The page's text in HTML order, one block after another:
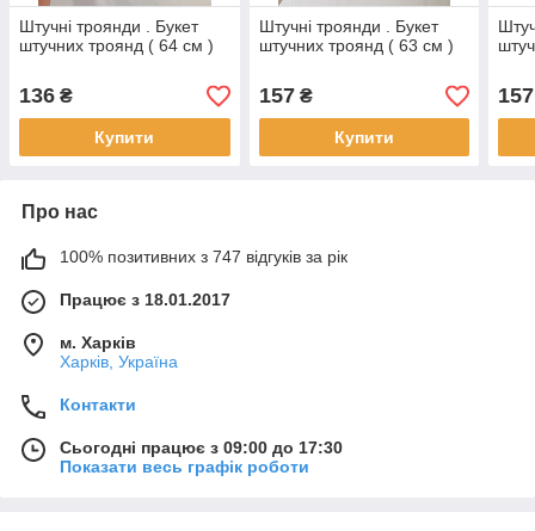
Штучні троянди . Букет
штучних троянд ( 64 см )
136 ₴
Купити
Штучні троянди . Букет
штучних троянд ( 63 см )
157₴
Купити
157
Про нас
100% позитивних з 747 відгуків за рік
Працює з 18.01.2017
м. Харків
Харків, Україна
Контакти
Сьогодні працює з 09:00 до 17:30
Показати весь графік роботи